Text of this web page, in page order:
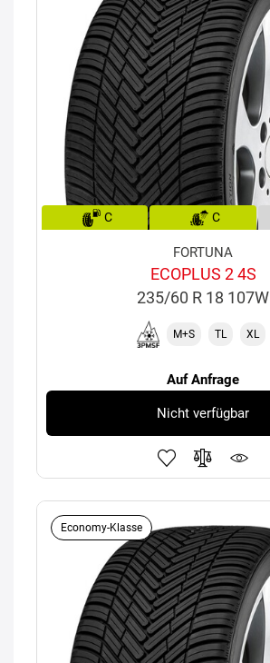
C C
FORTUNA
ECOPLUS 2 4S
235/60 R 18 107W
M+S TL XL
Auf Anfrage
Nicht verfügbar
Economy-Klasse